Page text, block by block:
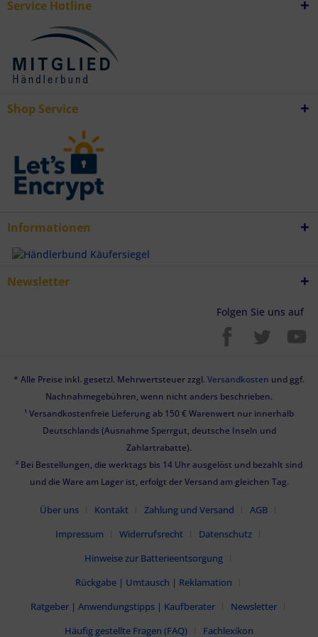
Service Hotline
Shop Service
Informationen
Newsletter
Folgen Sie uns auf
* Alle Preise inkl. gesetzl. Mehrwertsteuer zzgl. Versandkosten und ggf.
Nachnahmegebühren, wenn nicht anders beschrieben.
¹ Versandkostenfreie Lieferung ab 150 € Warenwert nur innerhalb
Deutschlands (Ausnahme Sperrgut, deutsche Inseln und
Zahlartrabatte).
² Bei Bestellungen, die werktags bis 14 Uhr ausgelöst und bezahlt sind
und die Ware am Lager ist, erfolgt der Versand am gleichen Tag.
Über uns Kontakt Zahlung und Versand
AGB
Impressum
Widerrufsrecht
Datenschutz
Hinweise zur Batterieentsorgung
Rückgabe | Umtausch | Reklamation
Ratgeber | Anwendungstipps | Kaufberater
Newsletter
Häufig gestellte Fragen (FAQ)
Fachlexikon